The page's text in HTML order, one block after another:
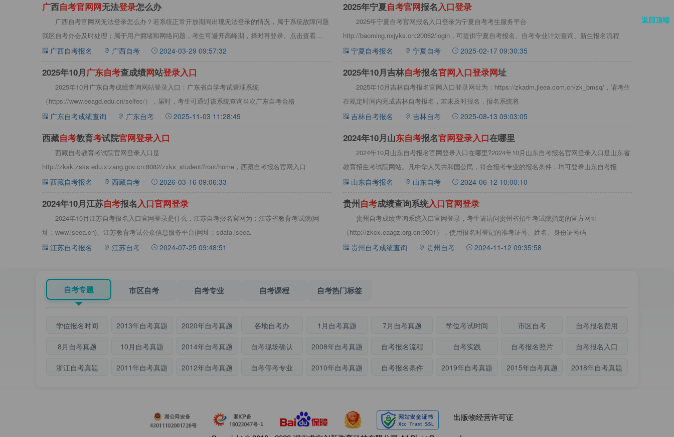
广西自考官网网无法登录怎么办
广西自考官网网无法登录怎么办？若系统正常开放期间出现无法登录的情况，属于系统故障问题
我区自考办会及时处理；属于用户拥堵和网络问题，考生可避开高峰期，择时再登录。点击查看
&gt;&g
广西自考报名 广西自考 2024-03-29 09:57:32
2025年宁夏自考官网报名入口登录
2025年宁夏自考官网报名入口登录为宁夏自考考生服务平台
http://baoming.nxjyks.cn:20062/login，可提供宁夏自考报名、自考专业计划查询、新生报名流程
宁夏自考报名 宁夏自考 2025-02-17 09:30:35
2025年10月广东自考查成绩网站登录入口
2025年10月广东自考成绩查询网站登录入口：广东省自学考试管理系统
（https://www.eeagd.edu.cn/selfec/），届时，考生可通过该系统查询当次广东自考合格
广东自考成绩查询 广东自考 2025-11-03 11:28:49
2025年10月吉林自考报名官网入口登录网址
2025年10月吉林自考报名官网入口登录网址为：https://zkadm.jleea.com.cn/zk_bmsq/，请考生
在规定时间内完成吉林自考报名，若未及时报名，报名系统将
吉林自考报名 吉林自考 2025-08-13 09:03:05
西藏自考教育考试院官网登录入口
西藏自考教育考试院官网登录入口是
http://zksk.zsks.edu.xizang.gov.cn:8082/zxks_student/front/home，西藏自考报名官网入口
西藏自考报名 西藏自考 2026-03-16 09:06:33
2024年10月山东自考报名官网登录入口在哪里
2024年10月山东自考报名官网登录入口在哪里?2024年10月山东自考报名官网登录入口是山东省
教育招生考试院网站。凡中华人民共和国公民，符合报考专业的报名条件，均可登录山东自考报
山东自考报名 山东自考 2024-06-12 10:00:10
2024年10月江苏自考报名入口官网登录
2024年10月江苏自考报名入口官网登录是什么，江苏自考报名官网为：江苏省教育考试院(网
址：www.jseea.cn)、江苏教育考试公众信息服务平台(网址：sdata.jseea.
江苏自考报名 江苏自考 2024-07-25 09:48:51
贵州自考成绩查询系统入口官网登录
贵州自考成绩查询系统入口官网登录，考生请访问贵州省招生考试院指定的官方网址
（http://zkcx.eaagz.org.cn:9001），使用报名时登记的准考证号、姓名、身份证号码
贵州自考成绩查询 贵州自考 2024-11-12 09:35:58
自考专题 市区自考 自考专业 自考课程 自考热门标签
学位报名时间 2013年自考真题 2020年自考真题 各地自考办 1月自考真题 7月自考真题 学位考试时间 市区自考 自考报名费用
8月自考真题 10月自考真题 2014年自考真题 自考现场确认 2008年自考真题 自考报名流程 自考实践 自考报名照片 自考报名入口
浙江自考真题 2011年自考真题 2012年自考真题 自考停考专业 2010年自考真题 自考报名条件 2019年自考真题 2015年自考真题 2018年自考真题
返回顶端
出版物经营许可证